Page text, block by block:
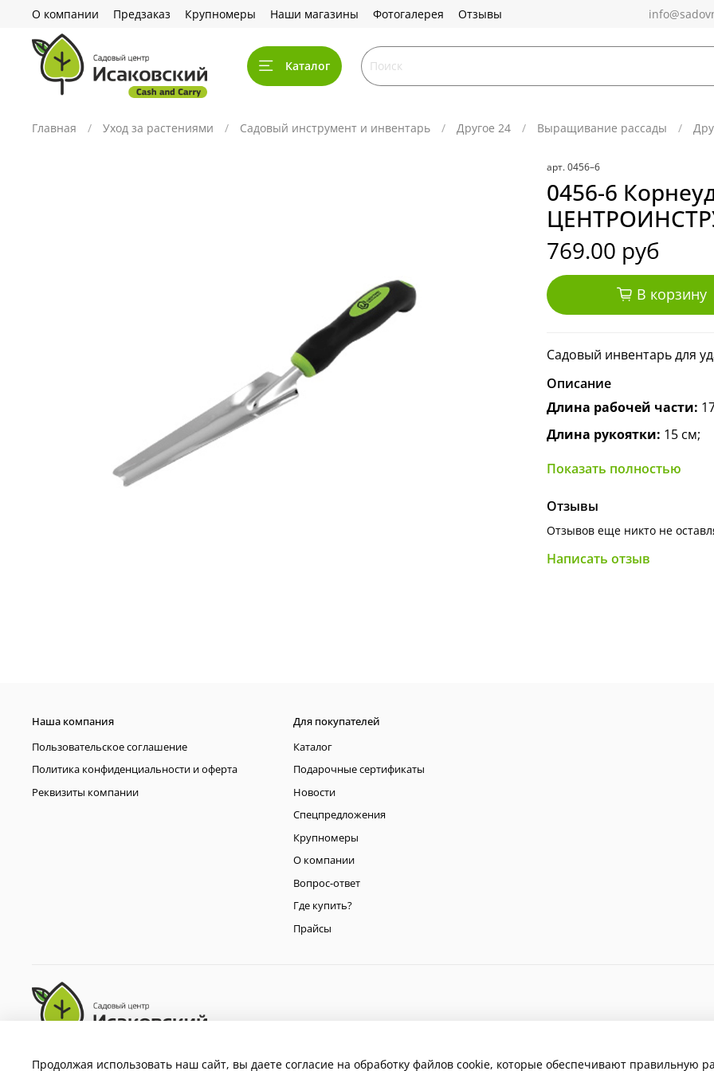
О компании Предзаказ Крупномеры Наши магазины Фотогалерея Отзывы
Каталог
Главная Уход за растениями Садовый инструмент и инвентарь Другое 24 Выращивание рассады
арт. 0456–6
0456-6
769.00 руб
В корзину
Садовый инвентарь для
Описание
Длина рабочей части:
Длина рукоятки: 15 см;
Общая длина:
поддевать сорняк от
Двухкомпонентная
Нержавеющая покрытие;
Показать полностью
Отзывы
Отзывов еще никто не
Написать отзыв
Наша компания
Пользовательское соглашение
Политика конфиденциальности и оферта
Реквизиты компании
Для покупателей
Каталог
Подарочные сертификаты
Новости
Спецпредложения
Крупномеры
О компании
Вопрос-ответ
Где купить?
Прайсы
Продолжая использовать наш сайт, вы даете согласие на обработку файлов cookie, которые обеспечивают правильную